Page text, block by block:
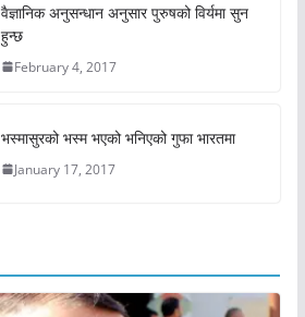
वैज्ञानिक अनुसन्धान अनुसार पुरुषको विर्यमा सुन
हुन्छ
February 4, 2017
भस्मासुरको भस्म भएको भनिएको गुफा भारतमा
January 17, 2017